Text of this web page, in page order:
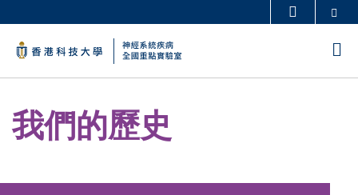
main
content
教授簡錄
Text
Area
我們的歷史